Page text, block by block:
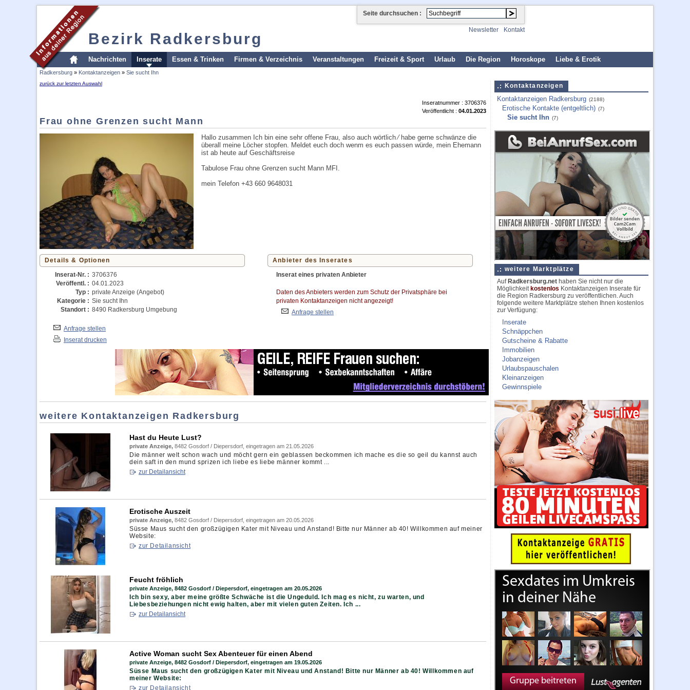
Bezirk Radkersburg
Seite durchsuchen :
Newsletter Kontakt
Nachrichten Inserate Essen & Trinken Firmen & Verzeichnis Veranstaltungen Freizeit & Sport Urlaub Die Region Horoskope Liebe & Erotik
Radkersburg » Kontaktanzeigen » Sie sucht Ihn
zurück zur letzten Auswahl
Inseratnummer : 3706376
Veröffentlicht : 04.01.2023
Frau ohne Grenzen sucht Mann
Hallo zusammen Ich bin eine sehr offene Frau, also auch wörtlich ∕ habe gerne schwänze die
überall meine Löcher stopfen. Meldet euch doch wenm es euch passen würde, mein Ehemann
ist ab heute auf Geschäftsreise
Tabulose Frau ohne Grenzen sucht Mann MFI.
mein Telefon +43 660 9648031
Details & Optionen
Inserat-Nr. : 3706376
Veröffentl. : 04.01.2023
Typ : private Anzeige (Angebot)
Kategorie : Sie sucht Ihn
Standort : 8490 Radkersburg Umgebung
Anfrage stellen
Inserat drucken
Anbieter des Inserates
Inserat eines privaten Anbieter
Daten des Anbieters werden zum Schutz der Privatsphäre bei
privaten Kontaktanzeigen nicht angezeigt!
Anfrage stellen
weitere Kontaktanzeigen Radkersburg
Hast du Heute Lust?
private Anzeige, 8482 Gosdorf / Diepersdorf, eingetragen am 21.05.2026
Die männer welt schon wach und möcht gern ein geblassen beckommen ich mache es die so geil du kannst auch
dein saft in den mund sprizen ich liebe es liebe männer kommt ...
zur Detailansicht
Erotische Auszeit
private Anzeige, 8482 Gosdorf / Diepersdorf, eingetragen am 20.05.2026
Süsse Maus sucht den großzügigen Kater mit Niveau und Anstand! Bitte nur Männer ab 40! Willkommen auf meiner
Website:
zur Detailansicht
Feucht fröhlich
private Anzeige, 8482 Gosdorf / Diepersdorf, eingetragen am 20.05.2026
Ich bin sexy, aber meine größte Schwäche ist die Ungeduld. Ich mag es nicht, zu warten, und
Liebesbeziehungen nicht ewig halten, aber mit vielen guten Zeiten. Ich ...
zur Detailansicht
Active Woman sucht Sex Abenteuer für einen Abend
private Anzeige, 8482 Gosdorf / Diepersdorf, eingetragen am 19.05.2026
Süsse Maus sucht den großzügigen Kater mit Niveau und Anstand! Bitte nur Männer ab 40! Willkommen auf
meiner Website:
zur Detailansicht
Kontaktanzeigen
Kontaktanzeigen Radkersburg (2188)
Erotische Kontakte (entgeltlich) (7)
Sie sucht Ihn (7)
weitere Marktplätze
Auf Radkersburg.net haben Sie nicht nur die
Möglichkeit kostenlos Kontaktanzeigen Inserate für
die Region Radkersburg zu veröffentlichen. Auch
folgende weitere Marktplätze stehen Ihnen kostenlos
zur Verfügung:
Inserate
Schnäppchen
Gutscheine & Rabatte
Immobilien
Jobanzeigen
Urlaubspauschalen
Kleinanzeigen
Gewinnspiele